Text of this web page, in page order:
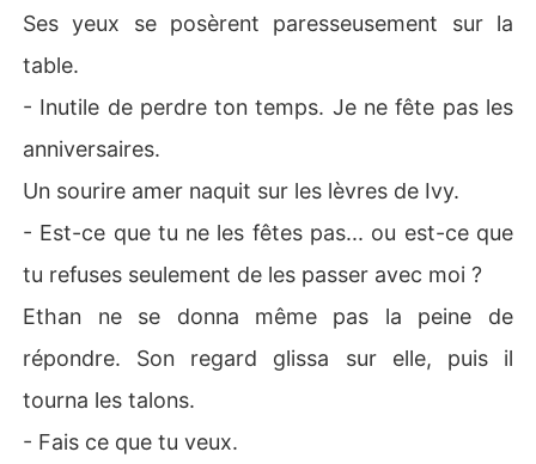
Ses yeux se posèrent paresseusement sur la
table.
- Inutile de perdre ton temps. Je ne fête pas les
anniversaires.
Un sourire amer naquit sur les lèvres de Ivy.
- Est-ce que tu ne les fêtes pas... ou est-ce que
tu refuses seulement de les passer avec moi ?
Ethan ne se donna même pas la peine de
répondre. Son regard glissa sur elle, puis il
tourna les talons.
- Fais ce que tu veux.